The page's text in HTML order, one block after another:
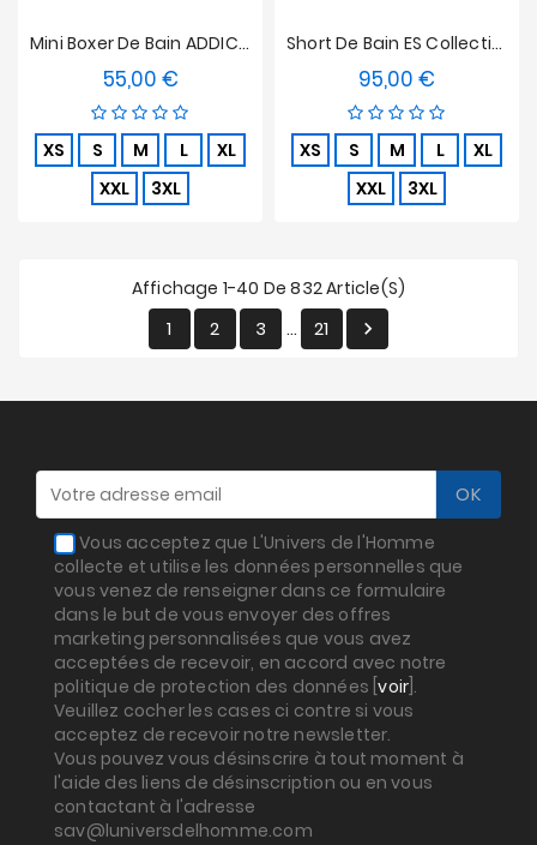
Mini Boxer De Bain ADDICTED Plain Swim - Kaki
55,00 €Prix
XS S M L
XL
XXL
3XL
Short De Bain ES Collection Peacock Print Edition Limitée - Kaki
95,00 €
XS S M L
XL
XXL
3XL
Affichage 1-40 De 832 Article(s)
1 2 3 … 21 
Vous acceptez que L'Univers de l'Homme
collecte et utilise les données personnelles que
vous venez de renseigner dans ce formulaire
dans le but de vous envoyer des offres
marketing personnalisées que vous avez
acceptées de recevoir, en accord avec notre
politique de protection des données [voir ].
Veuillez cocher les cases ci contre si vous
acceptez de recevoir notre newsletter.
Vous pouvez vous désinscrire à tout moment à
l'aide des liens de désinscription ou en vous
contactant à l'adresse
sav@luniversdelhomme.com